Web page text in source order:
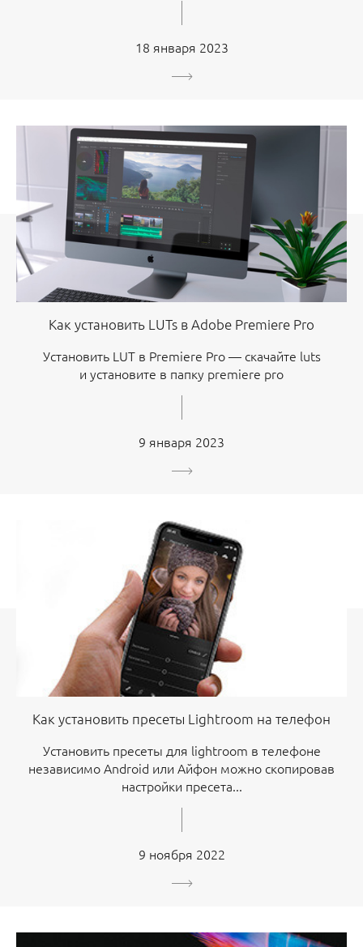
18 января 2023
Как установить LUTs в Adobe Premiere Pro
Установить LUT в Premiere Pro — скачайте luts
и установите в папку premiere pro
9 января 2023
Как установить пресеты Lightroom на телефон
Установить пресеты для lightroom в телефоне
независимо Android или Айфон можно скопировав
настройки пресета...
9 ноября 2022